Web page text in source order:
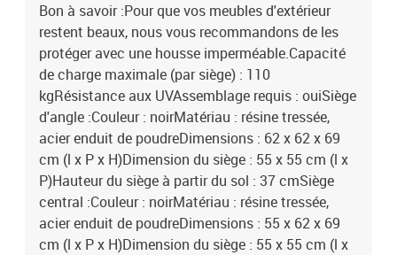
Bon à savoir :Pour que vos meubles d'extérieur
restent beaux, nous vous recommandons de les
protéger avec une housse imperméable.Capacité
de charge maximale (par siège) : 110
kgRésistance aux UVAssemblage requis : ouiSiège
d'angle :Couleur : noirMatériau : résine tressée,
acier enduit de poudreDimensions : 62 x 62 x 69
cm (l x P x H)Dimension du siège : 55 x 55 cm (l x
P)Hauteur du siège à partir du sol : 37 cmSiège
central :Couleur : noirMatériau : résine tressée,
acier enduit de poudreDimensions : 55 x 62 x 69
cm (l x P x H)Dimension du siège : 55 x 55 cm (l x